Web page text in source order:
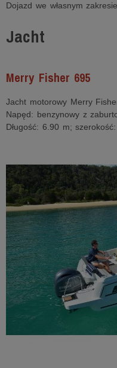
Dojazd we własnym zakresie.
Jacht
Merry Fisher 695
Jacht motorowy Merry
Napęd: benzynowy z
Długość: 6.90 m;